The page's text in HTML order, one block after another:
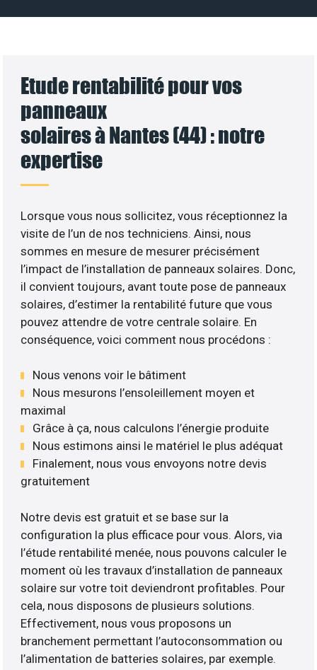
Etude rentabilité pour vos
panneaux
solaires à Nantes (44) : notre
expertise
Lorsque vous nous sollicitez, vous réceptionnez la
visite de l’un de nos techniciens. Ainsi, nous
sommes en mesure de mesurer précisément
l’impact de l’installation de panneaux solaires. Donc,
il convient toujours, avant toute pose de panneaux
solaires, d’estimer la rentabilité future que vous
pouvez attendre de votre centrale solaire. En
conséquence, voici comment nous procédons :
Nous venons voir le bâtiment
Nous mesurons l’ensoleillement moyen et
maximal
Grâce à ça, nous calculons l’énergie produite
Nous estimons ainsi le matériel le plus adéquat
Finalement, nous vous envoyons notre devis
gratuitement
Notre devis est gratuit et se base sur la
configuration la plus efficace pour vous. Alors, via
l’étude rentabilité menée, nous pouvons calculer le
moment où les travaux d’installation de panneaux
solaire sur votre toit deviendront profitables. Pour
cela, nous disposons de plusieurs solutions.
Effectivement, nous vous proposons un
branchement permettant l’autoconsommation ou
l’alimentation de batteries solaires, par exemple.